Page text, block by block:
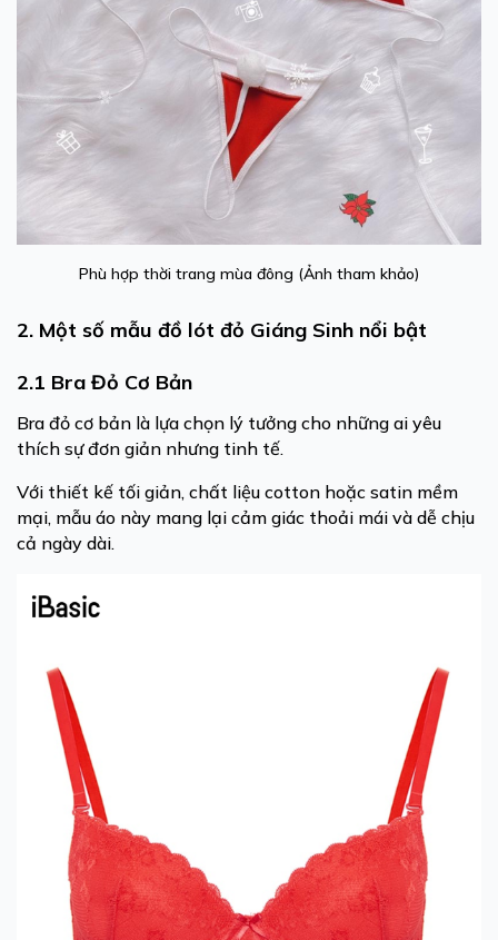
Phù hợp thời trang mùa đông (Ảnh tham khảo)
2. Một số mẫu đồ lót đỏ Giáng Sinh nổi bật
2.1 Bra Đỏ Cơ Bản
Bra đỏ cơ bản là lựa chọn lý tưởng cho những ai yêu
thích sự đơn giản nhưng tinh tế.
Với thiết kế tối giản, chất liệu cotton hoặc satin mềm
mại, mẫu áo này mang lại cảm giác thoải mái và dễ chịu
cả ngày dài.